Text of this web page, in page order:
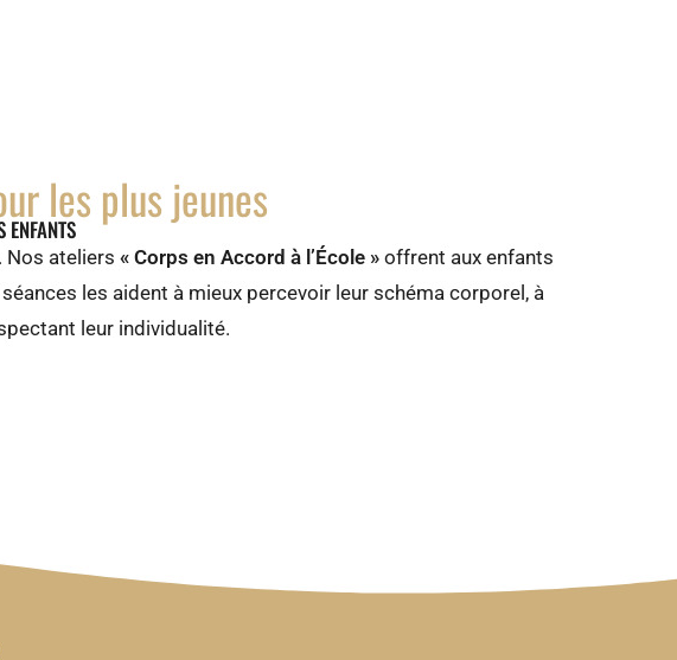
les plus jeunes
ENFANTS
Nos ateliers « Corps en Accord à l’École »offrent aux enfants
séances les aident à mieux percevoir leur schéma corporel, à
leur individualité.